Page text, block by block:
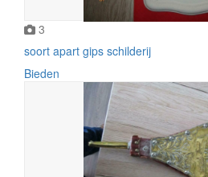
3
soort apart gips schilderij
Bieden